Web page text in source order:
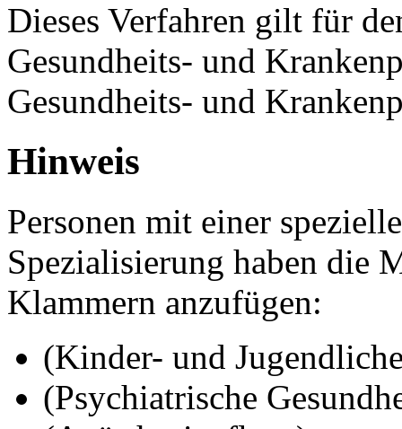
Dieses Verfahren gilt für
Gesundheits- und
Gesundheits- und
Hinweis
Personen mit einer
Spezialisierung haben
Klammern anzufügen:
(Kinder- und
(Psychiatrische